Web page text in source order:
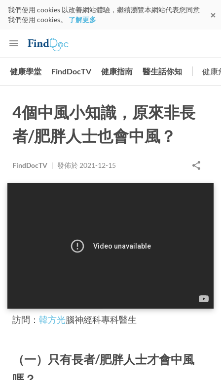
我們使用 cookies 以改善網站體驗，繼續瀏覽本網站代表您同意
我們使用 cookies。 了解更多
健康學堂 FindDocTV 健康指南 醫生話你知 健康
4個中風小知識，原來非長
者/肥胖人士也會中風？
FindDocTV | 發佈於 2021-12-15
訪問： 韓方光腦神經科專科醫生
（一）只有長者/肥胖人士才會中風